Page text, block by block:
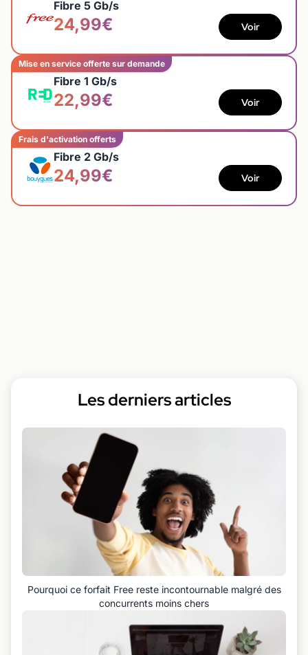
Fibre 5 Gb/s
24,99€ Voir
Mise en service offerte sur demande
Fibre 1 Gb/s
22,99€ Voir
Frais d'activation offerts
Fibre 2 Gb/s
24,99€ Voir
Les derniers articles
Pourquoi ce forfait Free reste incontournable malgré des
concurrents moins chers